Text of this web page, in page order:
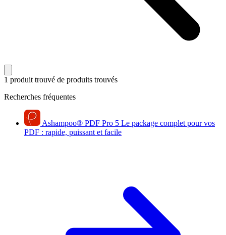
1 produit trouvé de produits trouvés
Recherches fréquentes
Ashampoo® PDF Pro 5 Le package complet pour vos
PDF : rapide, puissant et facile